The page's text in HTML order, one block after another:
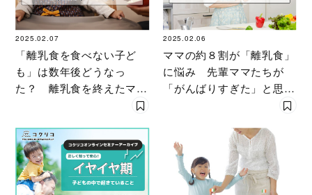
2025.02.07
「離乳食を食べない子ど
も」は数年後どうなっ
た？ 離乳食を終えたママ
たちが明かした「本当のと
2025.02.06
ママの約８割が「離乳食」
に悩み 先輩ママたちが
「がんばりすぎた」と思う